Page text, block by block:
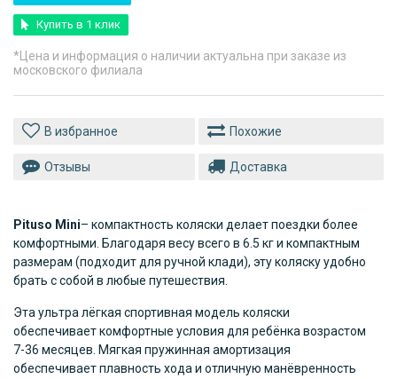
Купить в 1 клик
*Цена и информация о наличии актуальна при заказе из
московского филиала
Похожие
Отзывы Доставка
Pituso Mini– компактность коляски делает поездки более
комфортными. Благодаря весу всего в 6.5 кг и компактным
размерам (подходит для ручной клади), эту коляску удобно
брать с собой в любые путешествия.
Эта ультра лёгкая спортивная модель коляски
обеспечивает комфортные условия для ребёнка возрастом
7-36 месяцев. Мягкая пружинная амортизация
обеспечивает плавность хода и отличную манёвренность